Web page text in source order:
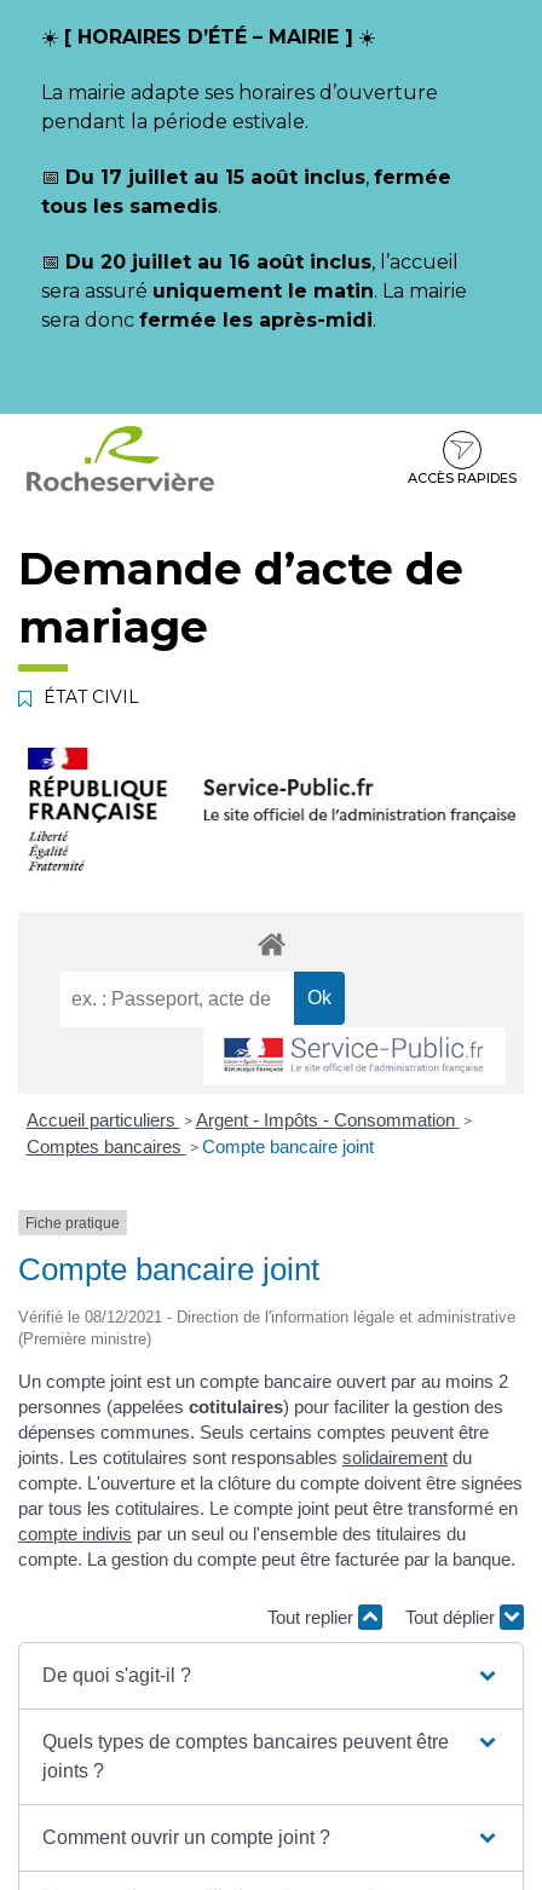
☀️ [ HORAIRES D’ÉTÉ – MAIRIE ] ☀️
La mairie adapte ses horaires d’ouverture
pendant la période estivale.
📅 Du 17 juillet au 15 août inclus, fermée
tous les samedis.
📅 Du 20 juillet au 16 août inclus, l’accueil
sera assuré uniquement le matin. La mairie
sera donc fermée les après-midi.
contenu
pied
ACCÈS RAPIDES
Demande d’acte de
mariage
ÉTAT CIVIL
Accueil particuliers > Argent - Impôts - Consommation >
Comptes bancaires > Compte bancaire joint
Fiche pratique
Compte bancaire joint
Vérifié le 08/12/2021 - Direction de l'information légale et administrative
(Première ministre)
Un compte joint est un compte bancaire ouvert par au moins 2
personnes (appelées cotitulaires) pour faciliter la gestion des
dépenses communes. Seuls certains comptes peuvent être
joints. Les cotitulaires sont responsables solidairement du
compte. L'ouverture et la clôture du compte doivent être signées
par tous les cotitulaires. Le compte joint peut être transformé en
compte indivis par un seul ou l'ensemble des titulaires du
compte. La gestion du compte peut être facturée par la banque.
Tout replier Tout déplier
De quoi s'agit-il ?
Quels types de comptes bancaires peuvent être
joints ?
Comment ouvrir un compte joint ?